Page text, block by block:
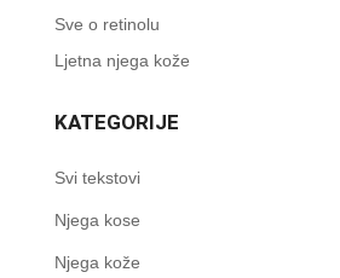
Sve o retinolu
Ljetna njega kože
KATEGORIJE
Svi tekstovi
Njega kose
Njega kože